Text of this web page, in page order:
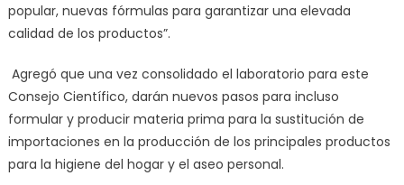
popular, nuevas fórmulas para garantizar una elevada
calidad de los productos”.
Agregó que una vez consolidado el laboratorio para este
Consejo Científico, darán nuevos pasos para incluso
formular y producir materia prima para la sustitución de
importaciones en la producción de los principales productos
para la higiene del hogar y el aseo personal.